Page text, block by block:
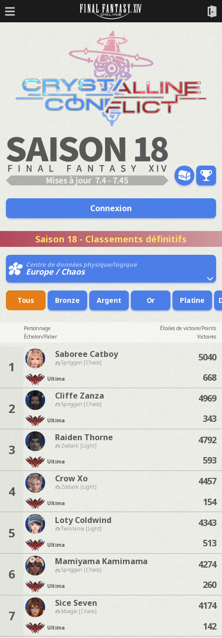
Connexion
Saison 18 - Classements définitifs
Centre de données physique/logique
Europe / Chaos
Tous Bronze Argent Or Platine
Personnage
Étoiles de victoire/Points
Échelon/Palier
Victoires
1
Saboree Catboy
Spriggan [Chaos]
Ultima
5040
668
2
Cliffe Zanza
Spriggan [Chaos]
Ultima
4969
343
3
Raiden Thorne
Zodiark [Light]
Ultima
4792
593
4
Crow Xo
Zodiark [Light]
Ultima
4457
154
5
Loty Coldwind
Twintania [Light]
Ultima
4343
513
6
Mamiyama Kamimama
Spriggan [Chaos]
Ultima
4274
260
7
Sice Seven
Moogle [Chaos]
Ultima
4174
142